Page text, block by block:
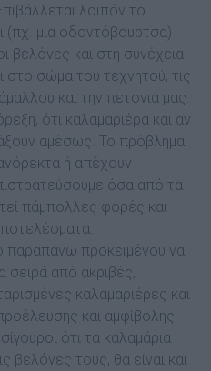
λοιπόν το
(πχ. μια οδοντόβουρτσα)
βελόνες και στη συνέχεια
στο σώμα του τεχνητού, τις
και την πετονιά μας.
ότι καλαμαριέρα και αν
αμέσως. Το πρόβλημα
ανόρεκτα ή απέχουν
όσα από τα
πάμπολλες φορές και
παραπάνω προκειμένου να
σειρά από ακριβές,
καλαμαριέρες και
και αμφίβολης
ότι τα καλαμάρια
τους, θα είναι και